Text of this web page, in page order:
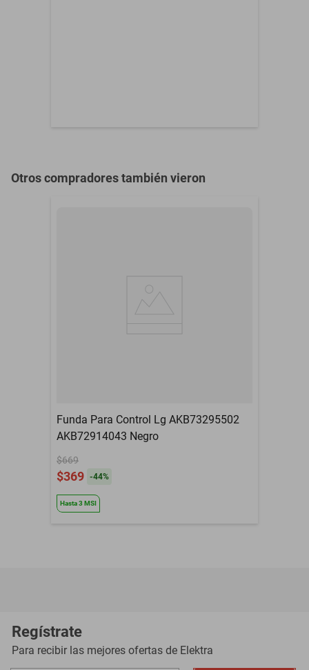
Otros compradores también vieron
Funda Para Control Lg AKB73295502
AKB72914043 Negro
$669
$369 -44%
Hasta3 MSI
Regístrate
Para recibir las mejores ofertas de Elektra